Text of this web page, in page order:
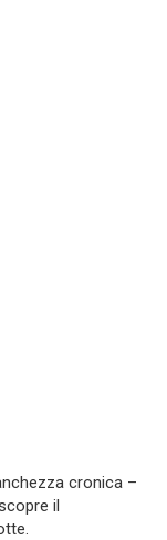
cronica –
il